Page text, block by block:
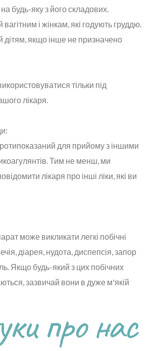
будь-яку з його складових.
і жінкам, які годують груддю.
дітям, якщо інше не призначено
тільки під
лікаря.
для прийому з іншими
Тим не менш, ми
лікаря про інші ліки, які ви
може викликати легкі побічні
діарея, нудота, диспепсія, запор
Якщо будь-який з цих побічних
зазвичай вони в дуже м'якій
про нас